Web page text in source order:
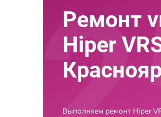
Ремонт
Hiper
Выполняем ремонт Hiper